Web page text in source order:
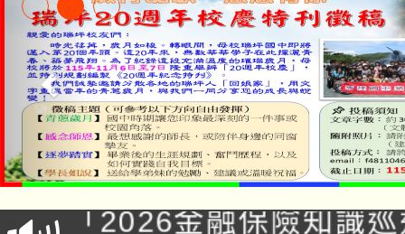
公告本校115學年度第
代理(課)教師甄選結果(
「2026金融保險知識